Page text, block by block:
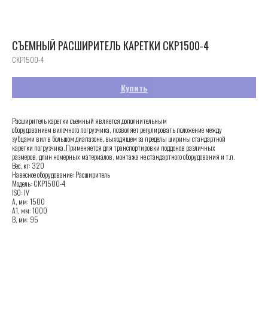
СЪЕМНЫЙ РАСШИРИТЕЛЬ КАРЕТКИ CKP1500-4
CKP1500-4
Купить
Расширитель каретки съемный является дополнительным
оборудованием вилочного погрузчика, позволяет регулировать положение между
зубцами вил в большом диапазоне, выходящем за пределы ширины стандартной
каретки погрузчика. Применяется для транспортировки поддонов различных
размеров, длин номерных материалов, монтажа не стандартного оборудования и т.п.
Вес, кг: 320
Навесное оборудование: Расширитель
Модель: CKP1500-4
ISO: IV
А, мм: 1500
А1, мм: 1000
В, мм: 95